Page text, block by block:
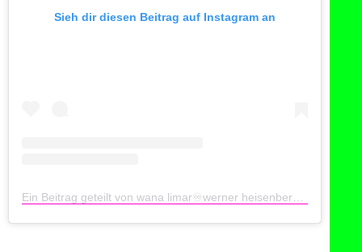
Sieh dir diesen Beitrag auf Instagram an